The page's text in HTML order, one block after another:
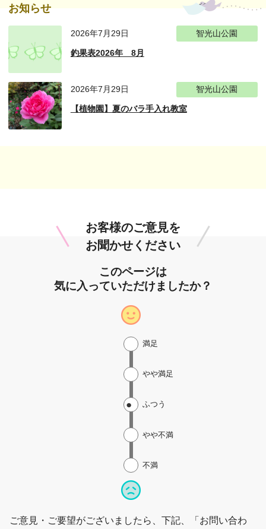
お知らせ
2026年7月29日 智光山公園
釣果表2026年 8月
2026年7月29日 智光山公園
【植物園】夏のバラ手入れ教室
お客様のご意見を
お聞かせください
このページは
気に入っていただけましたか？
不満
やや不満
ふつう
やや満足
満足
ご意見・ご要望がございましたら、下記、「お問い合わ